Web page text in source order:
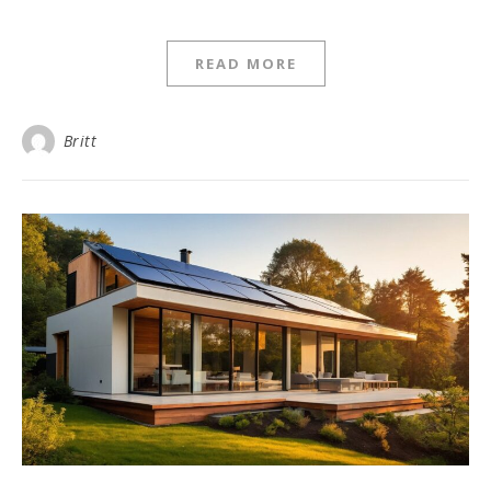
READ MORE
Britt